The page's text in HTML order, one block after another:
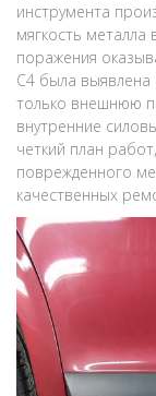
инструмента
мягкость металла
поражения
C4 была
только внешнюю
внутренние
четкий план
поврежденного
качественных